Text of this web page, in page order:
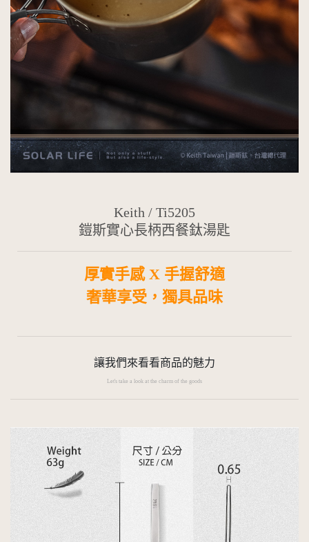
Keith / Ti5205
鎧斯實心長柄西餐鈦湯匙
厚實手感 X 手握舒適
奢華享受，獨具品味
讓我們來看看商品的魅力
Let's take a look at the charm of the goods